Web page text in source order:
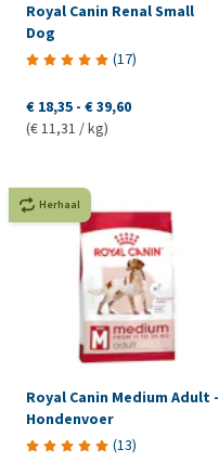
Royal Canin Renal Small
Dog
(17)
€ 18,35 - € 39,60
(€ 11,31 / kg)
Herhaal
Royal Canin Medium Adult -
Hondenvoer
(13)